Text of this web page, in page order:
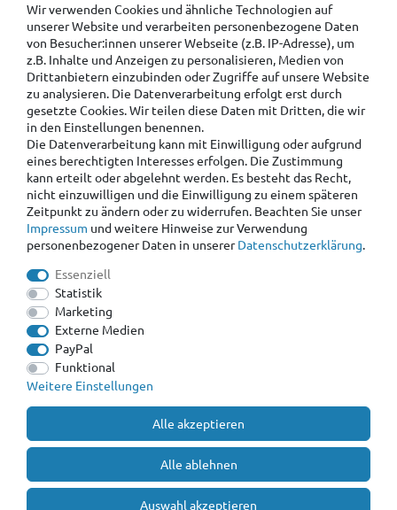
Wir verwenden Cookies und ähnliche Technologien auf
unserer Website und verarbeiten personenbezogene Daten
von Besucher:innen unserer Webseite (z.B. IP-Adresse), um
z.B. Inhalte und Anzeigen zu personalisieren, Medien von
Drittanbietern einzubinden oder Zugriffe auf unsere Website
zu analysieren. Die Datenverarbeitung erfolgt erst durch
gesetzte Cookies. Wir teilen diese Daten mit Dritten, die wir
in den Einstellungen benennen.
Die Datenverarbeitung kann mit Einwilligung oder aufgrund
eines berechtigten Interesses erfolgen. Die Zustimmung
kann erteilt oder abgelehnt werden. Es besteht das Recht,
nicht einzuwilligen und die Einwilligung zu einem späteren
Zeitpunkt zu ändern oder zu widerrufen. Beachten Sie unser
Impressum und weitere Hinweise zur Verwendung
personenbezogener Daten in unsererDaten­schutz­erklärung.
Essenziell
Statistik
Marketing
Externe Medien
PayPal
Funktional
Weitere Einstellungen
Alle akzeptieren
Alle ablehnen
Auswahl akzeptieren